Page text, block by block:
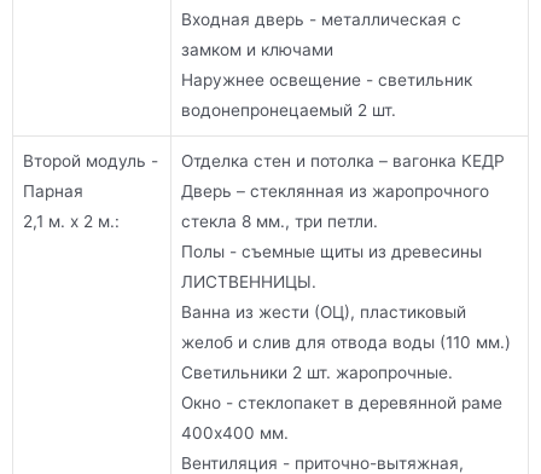
Входная дверь - металлическая с
замком и ключами
Наружнее освещение - светильник
водонепронецаемый 2 шт.
Второй модуль -
Парная
2,1 м. х 2 м.:
Отделка стен и потолка – вагонка КЕДР
Дверь – стеклянная из жаропрочного
стекла 8 мм., три петли.
Полы - съемные щиты из древесины
ЛИСТВЕННИЦЫ.
Ванна из жести (ОЦ), пластиковый
желоб и слив для отвода воды (110 мм.)
Светильники 2 шт. жаропрочные.
Окно - стеклопакет в деревянной раме
400х400 мм.
Вентиляция - приточно-вытяжная,